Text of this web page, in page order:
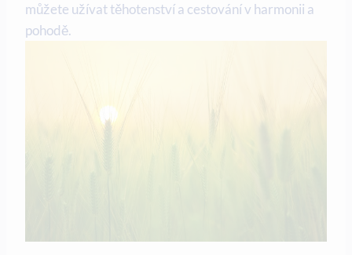
můžete užívat⁢ těhotenství a cestování v harmonii a
pohodě.